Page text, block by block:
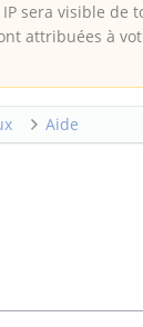
IP sera visible
attribuées à
Aide